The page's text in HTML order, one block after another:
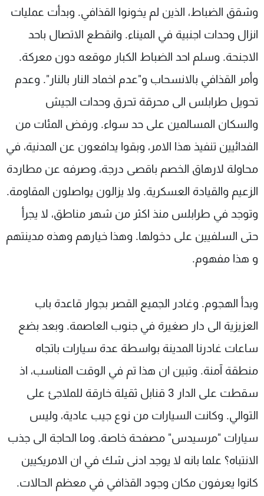
وشقق الضباط، الذين لم يخونوا القذافي. وبدأت عمليات
انزال وحدات اجنبية في الميناء. وانقطع الاتصال باحد
الاجنحة. وسلم احد الضباط الكبار موقعه دون معركة.
وأمر القذافي بالانسحاب و"عدم اخماد النار بالنار". وعدم
تحويل طرابلس الى محرقة تحرق وحدات الجيش
والسكان المسالمين على حد سواء. ورفض المئات من
الفدائيين تنفيذ هذا الامر، وبقوا يدافعون عن المدنية، في
محاولة لارهاق الخصم باقصى درجة، وصرفه عن مطاردة
الزعيم والقيادة العسكرية. ولا يزالون يواصلون المقاومة.
وتوجد في طرابلس منذ اكثر من شهر مناطق، لا يجرأ
حتى السلفيين على دخولها. وهذا خيارهم وهذه مدينتهم
و هذا مفهوم.
وبدأ الهجوم. وغادر الجميع القصر بجوار قاعدة باب
العزيزية الى دار صغيرة في جنوب العاصمة. وبعد بضع
ساعات غادرنا المدينة بواسطة عدة سيارات باتجاه
منطقة آمنة. وتبين ان هذا تم في الوقت المناسب، اذ
سقطت على الدار 3 قنابل ثقيلة خارقة للملاجئ على
التوالي. وكانت السيارات من نوع جيب عادية، وليس
سيارات "مرسيدس" مصفحة خاصة. وما الحاجة الى جذب
الانتباه؟ علما بانه لا يوجد ادنى شك في ان الامريكيين
كانوا يعرفون مكان وجود القذافي في معظم الحالات.